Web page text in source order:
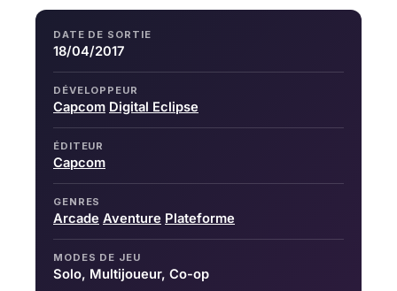
DATE DE SORTIE
18/04/2017
DÉVELOPPEUR
Capcom Digital Eclipse
ÉDITEUR
Capcom
GENRES
Arcade Aventure Plateforme
MODES DE JEU
Solo, Multijoueur, Co-op